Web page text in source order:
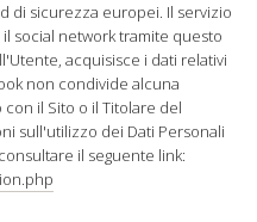
di sicurezza europei. Il servizio
social network tramite questo
acquisisce i dati relativi
non condivide alcuna
il Sito o il Titolare del
sull'utilizzo dei Dati Personali
il seguente link: